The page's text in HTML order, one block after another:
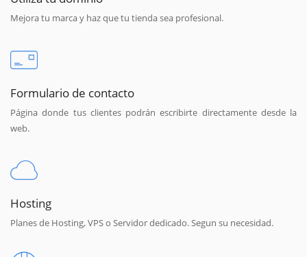
Mejora tu marca y haz que tu tienda sea profesional.
Formulario de contacto
Página donde tus clientes podrán escribirte directamente desde la
web.
Hosting
Planes de Hosting, VPS o Servidor dedicado. Segun su necesidad.